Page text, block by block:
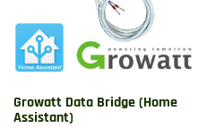
Growatt Data Bridge (Home
Assistant)